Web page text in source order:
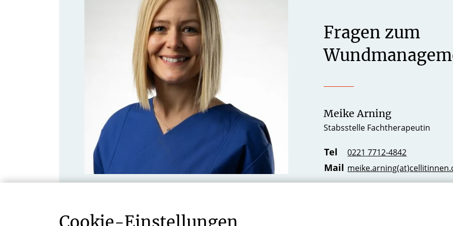
Fragen zum
Meike Arning
Stabsstelle Fachtherapeutin
Tel 0221 7712-4842
Mail